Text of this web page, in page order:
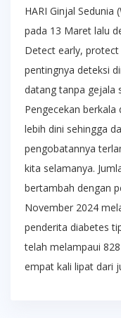
HARI Ginjal Sedunia
pada 13 Maret lalu
Detect early,
pentingnya deteksi
datang tanpa gejala
Pengecekan
lebih dini sehingga
pengobatannya
kita selamanya.
bertambah dengan
November 2024
penderita diabetes
telah melampaui
empat kali lipat dari